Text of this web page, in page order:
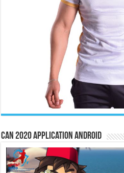
CAN 2020 Application Android